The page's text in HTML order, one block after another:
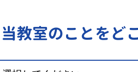
教室のことをど